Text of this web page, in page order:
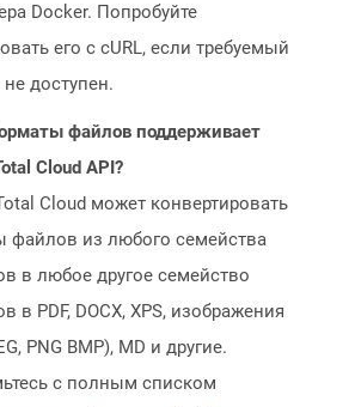
Docker. Попробуйте
его с cURL, если требуемый
доступен.
файлов поддерживает
Cloud API?
Cloud может конвертировать
файлов из любого семейства
в любое другое семейство
в PDF, DOCX, XPS, изображения
PNG BMP), MD и другие.
с полным списком